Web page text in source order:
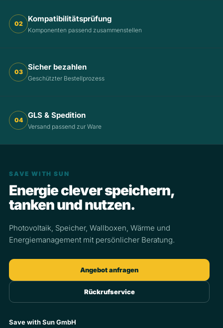
02
Kompatibilitätsprüfung
Komponenten passend zusammenstellen
03
Sicher bezahlen
Geschützter Bestellprozess
04
GLS & Spedition
Versand passend zur Ware
SAVE WITH SUN
Energie clever speichern,
tanken und nutzen.
Photovoltaik, Speicher, Wallboxen, Wärme und
Energiemanagement mit persönlicher Beratung.
Angebot anfragen
Rückrufservice
Save with Sun GmbH